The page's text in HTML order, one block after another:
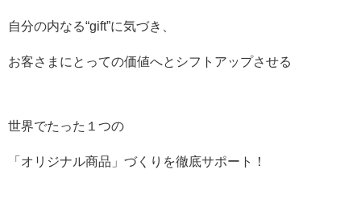
自分の内なる“gift”に気づき、
お客さまにとっての価値へとシフトアップさせる
世界でたった１つの
「オリジナル商品」づくりを徹底サポート！